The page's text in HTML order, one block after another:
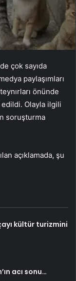
çok sayıda
paylaşımları
önünde
Olayla ilgili
soruşturma
açıklamada, şu
kültür turizmini
acı sonu…